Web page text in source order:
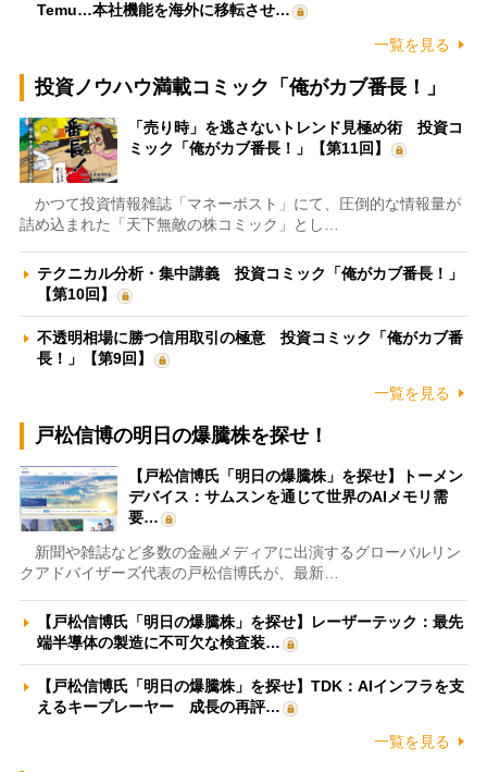
Temu…本社機能を海外に移転させ…
一覧を見る
投資ノウハウ満載コミック「俺がカブ番長！」
「売り時」を逃さないトレンド見極め術 投資コ
ミック「俺がカブ番長！」【第11回】
かつて投資情報雑誌「マネーポスト」にて、圧倒的な情報量が
詰め込まれた「天下無敵の株コミック」とし…
テクニカル分析・集中講義 投資コミック「俺がカブ番長！」
【第10回】
不透明相場に勝つ信用取引の極意 投資コミック「俺がカブ番
長！」【第9回】
一覧を見る
戸松信博の明日の爆騰株を探せ！
【戸松信博氏「明日の爆騰株」を探せ】トーメン
デバイス：サムスンを通じて世界のAIメモリ需
要…
新聞や雑誌など多数の金融メディアに出演するグローバルリン
クアドバイザーズ代表の戸松信博氏が、最新…
【戸松信博氏「明日の爆騰株」を探せ】レーザーテック：最先
端半導体の製造に不可欠な検査装…
【戸松信博氏「明日の爆騰株」を探せ】TDK：AIインフラを支
えるキープレーヤー 成長の再評…
一覧を見る